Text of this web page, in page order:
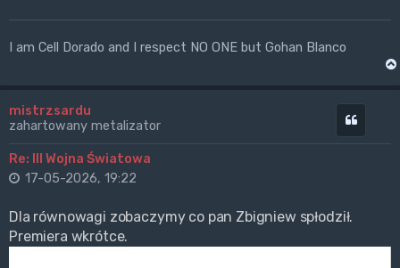
I am Cell Dorado and I respect NO ONE but Gohan Blanco
mistrzsardu
zahartowany metalizator
Re: III Wojna Światowa
17-05-2026, 19:22
Dla równowagi zobaczymy co pan Zbigniew spłodził.
Premiera wkrótce.